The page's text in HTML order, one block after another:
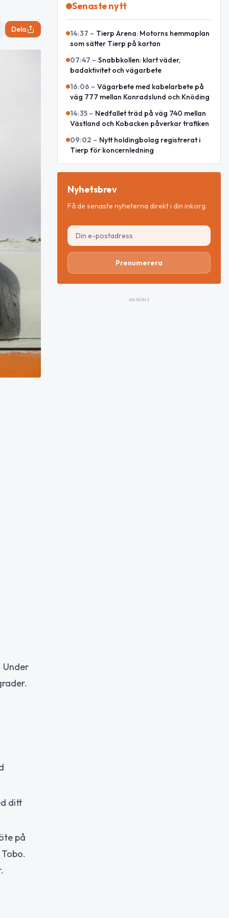
Dela
Under
ditt
på
Senaste nytt
14:37 – Tierp Arena: Motorns hemmaplan
som sätter Tierp på kartan
07:47 – Snabbkollen: klart väder,
badaktivitet och vägarbete
16:06 – Vägarbete med kabelarbete på
väg 777 mellan Konradslund och Knöding
14:35 – Nedfallet träd på väg 740 mellan
Västland och Kobacken påverkar trafiken
09:02 – Nytt holdingbolag registrerat i
Tierp för koncernledning
Nyhetsbrev
Få de senaste nyheterna direkt i din inkorg.
Prenumerera
ANNONS